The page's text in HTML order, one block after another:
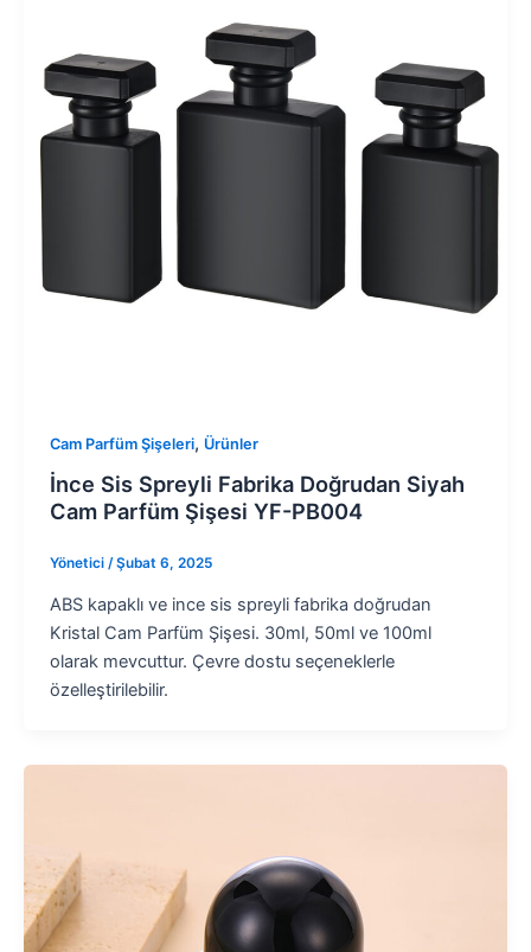
Cam Parfüm Şişeleri, Ürünler
İnce Sis Spreyli Fabrika Doğrudan Siyah
Cam Parfüm Şişesi YF-PB004
Yönetici /Şubat 6, 2025
ABS kapaklı ve ince sis spreyli fabrika doğrudan
Kristal Cam Parfüm Şişesi. 30ml, 50ml ve 100ml
olarak mevcuttur. Çevre dostu seçeneklerle
özelleştirilebilir.